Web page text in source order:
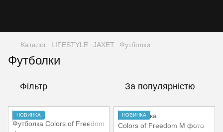
Каталог LIFESTYLE JAXET Футболки
Футболки
Фільтр За популярністю
НОВИНКА НОВИНКА